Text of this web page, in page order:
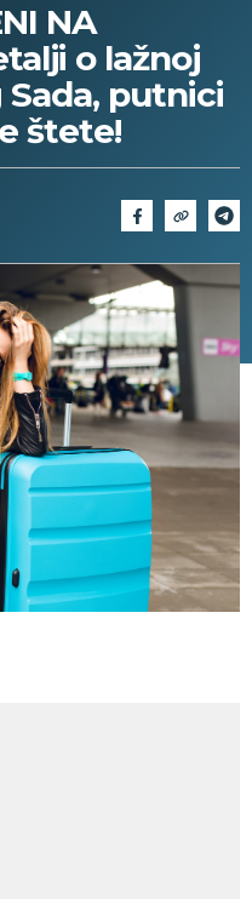
NA
o lažnoj
putnici
štete!